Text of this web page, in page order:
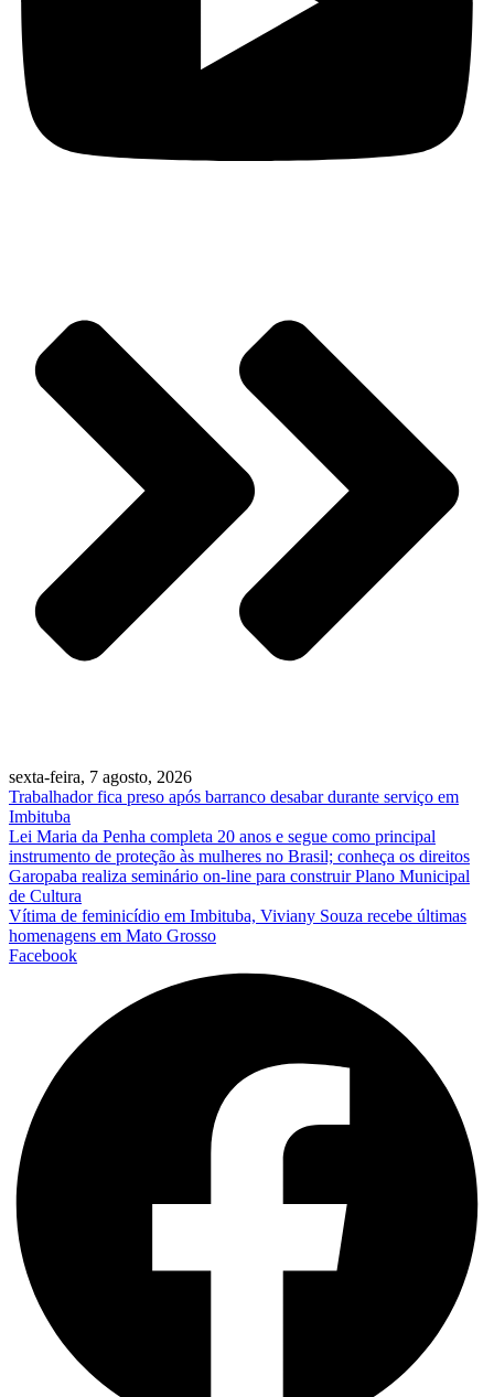
sexta-feira, 7 agosto, 2026
Trabalhador fica preso após barranco desabar durante serviço em
Imbituba
Lei Maria da Penha completa 20 anos e segue como principal
instrumento de proteção às mulheres no Brasil; conheça os direitos
Garopaba realiza seminário on-line para construir Plano Municipal
de Cultura
Vítima de feminicídio em Imbituba, Viviany Souza recebe últimas
homenagens em Mato Grosso
Facebook